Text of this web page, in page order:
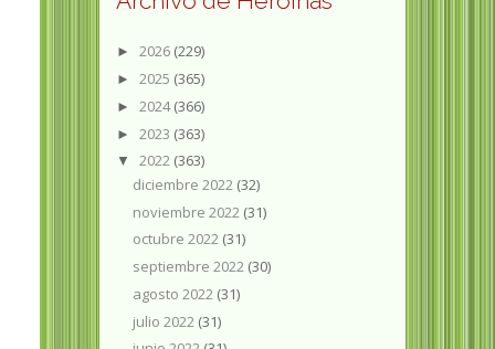
► 2026 (229)
► 2025 (365)
► 2024(366)
► 2023 (363)
▼ 2022 (363)
diciembre 2022 (32)
noviembre 2022 (31)
octubre 2022 (31)
septiembre 2022 (30)
agosto 2022 (31)
julio 2022 (31)